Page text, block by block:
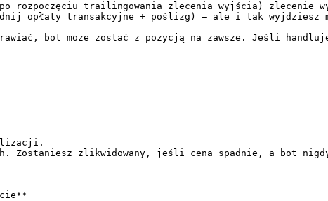
rozpoczęciu trailingowania zlecenia wyjścia) zlecenie
opłaty transakcyjne + poślizg) — ale i tak wyjdziesz
bot może zostać z pozycją na zawsze. Jeśli
Zostaniesz zlikwidowany, jeśli cena spadnie, a bot